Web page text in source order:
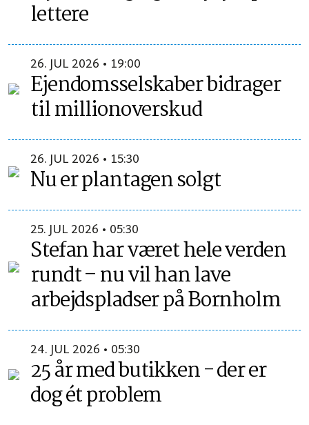
lettere
26. JUL 2026 • 19:00
Ejendomsselskaber bidrager
til millionoverskud
26. JUL 2026 • 15:30
Nu er plantagen solgt
25. JUL 2026 • 05:30
Stefan har været hele verden
rundt – nu vil han lave
arbejdspladser på Bornholm
24. JUL 2026 • 05:30
25 år med butikken - der er
dog ét problem